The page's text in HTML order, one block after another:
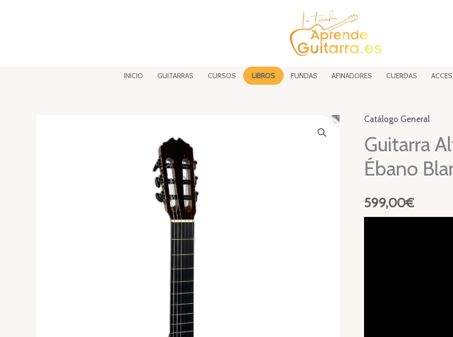
INICIO GUITARRAS CURSOS LIBROS FUNDAS AFINADORES CUERDAS
Catálogo General
Guitarra
Ébano
599,00€